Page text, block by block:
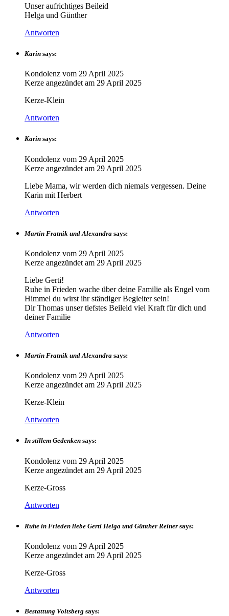
Unser aufrichtiges Beileid
Helga und Günther
Antworten
Karin says:
Kondolenz vom 29 April 2025
Kerze angezündet am 29 April 2025
Kerze-Klein
Antworten
Karin says:
Kondolenz vom 29 April 2025
Kerze angezündet am 29 April 2025
Liebe Mama, wir werden dich niemals vergessen. Deine
Karin mit Herbert
Antworten
Martin Fratnik und Alexandra says:
Kondolenz vom 29 April 2025
Kerze angezündet am 29 April 2025
Liebe Gerti!
Ruhe in Frieden wache über deine Familie als Engel vom
Himmel du wirst ihr ständiger Begleiter sein!
Dir Thomas unser tiefstes Beileid viel Kraft für dich und
deiner Familie
Antworten
Martin Fratnik und Alexandra says:
Kondolenz vom 29 April 2025
Kerze angezündet am 29 April 2025
Kerze-Klein
Antworten
In stillem Gedenken says:
Kondolenz vom 29 April 2025
Kerze angezündet am 29 April 2025
Kerze-Gross
Antworten
Ruhe in Frieden liebe Gerti Helga und Günther Reiner says:
Kondolenz vom 29 April 2025
Kerze angezündet am 29 April 2025
Kerze-Gross
Antworten
Bestattung Voitsberg says: